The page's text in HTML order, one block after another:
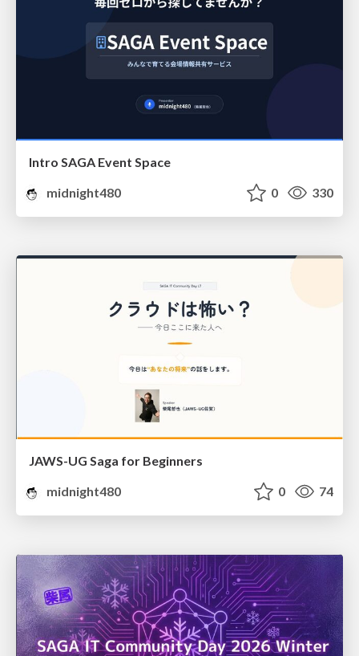
Intro SAGA Event Space
midnight480
0 330
JAWS-UG Saga for Beginners
midnight480
0 74